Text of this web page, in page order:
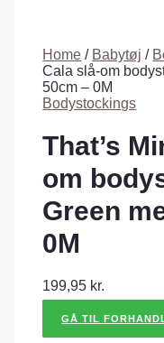
Home / Babytøj /
Cala slå-om
50cm – 0M
Bodystockings
That’s
om
Green
0M
199,95 kr.
GÅ TIL